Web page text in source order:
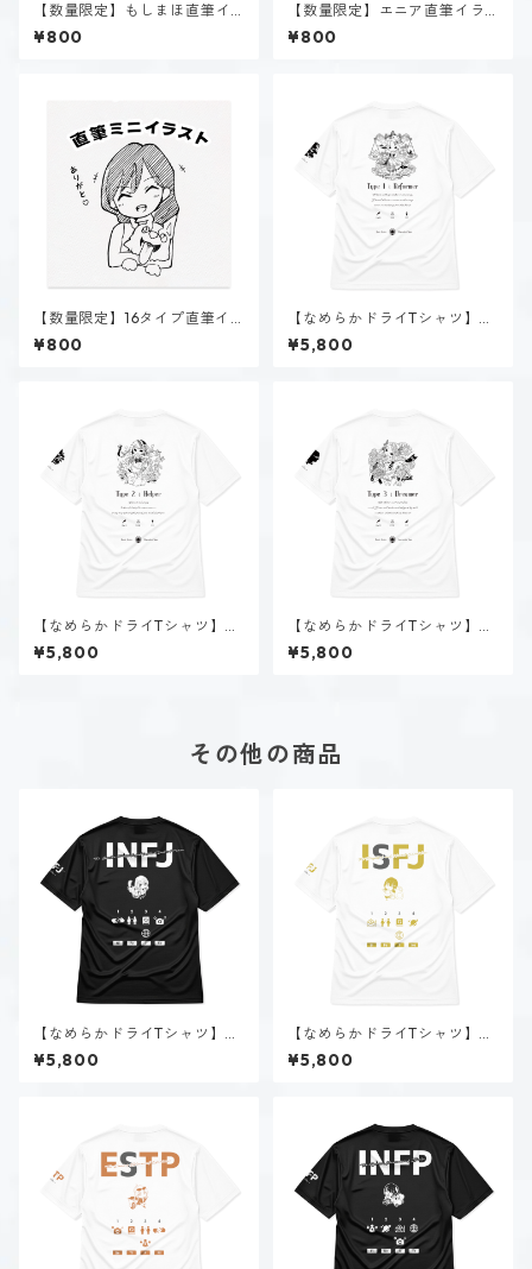
【数量限定】もしまほ直筆イ
ラスト
¥800
【数量限定】エニア直筆イラ
スト
¥800
【数量限定】16タイプ直筆イ
ラスト
¥800
【なめらかドライTシャツ】タ
イプ１-正す人（ホーリー）｜
ホワイト
¥5,800
【なめらかドライTシャツ】タ
イプ２-助ける人（ホーリー）
｜ホワイト
¥5,800
【なめらかドライTシャツ】タ
イプ３-求める人（ホーリー）
｜ホワイト
¥5,800
その他の商品
【なめらかドライTシャツ】神
道 いのり（INFJ）｜ブラック
¥5,800
【なめらかドライTシャツ】花
園 明日香（ISFJ）｜ホワイト
¥5,800